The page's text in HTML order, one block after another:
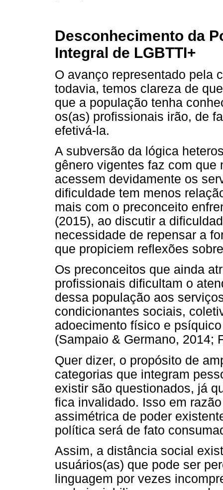
Desconhecimento da
Integral de LGBTTI+
O avanço representado pela
todavia, temos clareza de
que a população tenha
os(as) profissionais irão, de
efetivá-la.
A subversão da lógica
gênero vigentes faz com que
acessem devidamente os
dificuldade tem menos
mais com o preconceito
(2015), ao discutir a
necessidade de repensar a
que propiciem reflexões
Os preconceitos que ainda
profissionais dificultam o
dessa população aos
condicionantes sociais,
adoecimento físico e
(Sampaio & Germano, 2014;
Quer dizer, o propósito de
categorias que integram
existir são questionados, já
fica invalidado. Isso em
assimétrica de poder
política será de fato
Assim, a distância social
usuários(as) que pode ser
linguagem por vezes